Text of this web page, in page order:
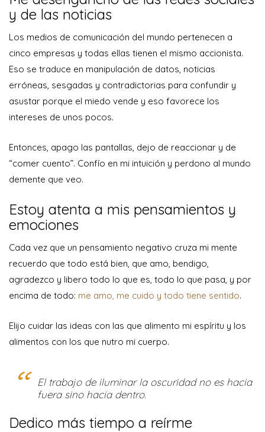
y de las noticias
Los medios de comunicación del mundo pertenecen a
cinco empresas y todas ellas tienen el mismo accionista.
Eso se traduce en manipulación de datos, noticias
erróneas, sesgadas y contradictorias para confundir y
asustar porque el miedo vende y eso favorece los
intereses de unos pocos.
Entonces, apago las pantallas, dejo de reaccionar y de
“comer cuento”. Confío en mi intuición y perdono al mundo
demente que veo.
Estoy atenta a mis pensamientos y
emociones
Cada vez que un pensamiento negativo cruza mi mente
recuerdo que todo está bien, que amo, bendigo,
agradezco y libero todo lo que es, todo lo que pasa, y por
encima de todo: me amo, me cuido y todo tiene sentido.
Elijo cuidar las ideas con las que alimento mi espíritu y los
alimentos con los que nutro mi cuerpo.
El trabajo de iluminar la oscuridad no es hacia
fuera sino hacia dentro.
Dedico más tiempo a reírme